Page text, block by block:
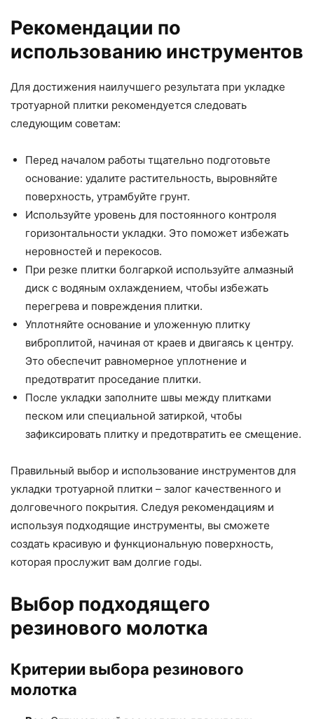
Рекомендации по
использованию инструментов
Для достижения наилучшего результата при укладке
тротуарной плитки рекомендуется следовать
следующим советам:
Перед началом работы тщательно подготовьте
основание: удалите растительность, выровняйте
поверхность, утрамбуйте грунт.
Используйте уровень для постоянного контроля
горизонтальности укладки. Это поможет избежать
неровностей и перекосов.
При резке плитки болгаркой используйте алмазный
диск с водяным охлаждением, чтобы избежать
перегрева и повреждения плитки.
Уплотняйте основание и уложенную плитку
виброплитой, начиная от краев и двигаясь к центру.
Это обеспечит равномерное уплотнение и
предотвратит проседание плитки.
После укладки заполните швы между плитками
песком или специальной затиркой, чтобы
зафиксировать плитку и предотвратить ее смещение.
Правильный выбор и использование инструментов для
укладки тротуарной плитки – залог качественного и
долговечного покрытия. Следуя рекомендациям и
используя подходящие инструменты, вы сможете
создать красивую и функциональную поверхность,
которая прослужит вам долгие годы.
Выбор подходящего
резинового молотка
Критерии выбора резинового
молотка